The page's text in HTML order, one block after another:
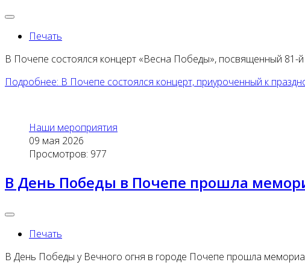
Печать
В Почепе состоялся концерт «Весна Победы», посвященный
Подробнее: В Почепе состоялся концерт, приуроченный к
Наши мероприятия
09 мая 2026
Просмотров: 977
В День Победы в Почепе прошла
Печать
В День Победы у Вечного огня в городе Почепе прошла